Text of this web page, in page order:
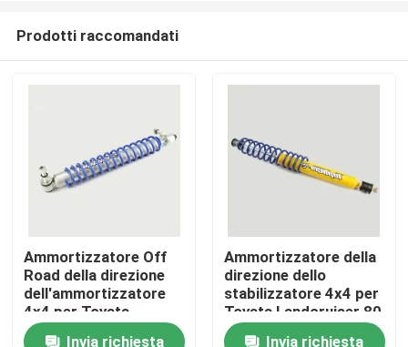
Prodotti
Video
Prodotti raccomandati
Ammortizzatore Off
Road della direzione
dell'ammortizzatore
4x4 per Toyata
Landcruiser 79
Invia richiesta
Ammortizzatore della
direzione dello
stabilizzatore 4x4 per
Toyata Landcruiser 80
Off Road
Invia richiesta